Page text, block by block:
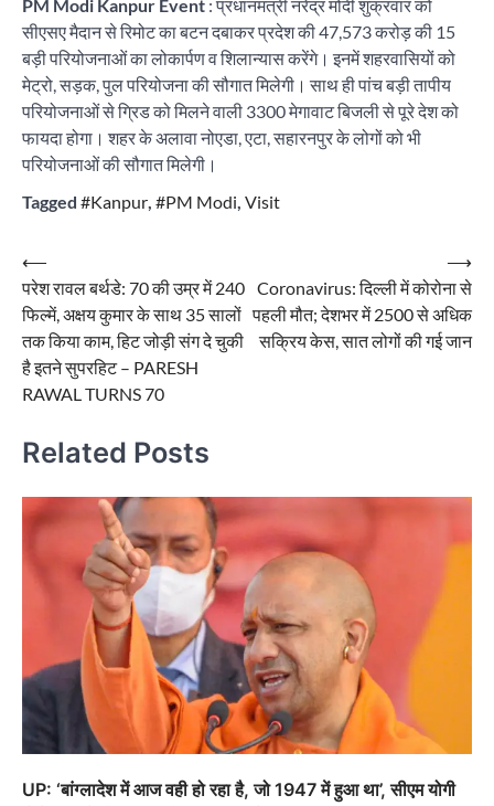
PM Modi Kanpur Event : प्रधानमंत्री नरेंद्र मोदी शुक्रवार को
सीएसए मैदान से रिमोट का बटन दबाकर प्रदेश की 47,573 करोड़ की 15
बड़ी परियोजनाओं का लोकार्पण व शिलान्यास करेंगे। इनमें शहरवासियों को
मेट्रो, सड़क, पुल परियोजना की सौगात मिलेगी। साथ ही पांच बड़ी तापीय
परियोजनाओं से ग्रिड को मिलने वाली 3300 मेगावाट बिजली से पूरे देश को
फायदा होगा। शहर के अलावा नोएडा, एटा, सहारनपुर के लोगों को भी
परियोजनाओं की सौगात मिलेगी।
Tagged #Kanpur, #PM Modi, Visit
Post
navigation
⟵
परेश रावल बर्थडे: 70 की उम्र में 240
फिल्में, अक्षय कुमार के साथ 35 सालों
तक किया काम, हिट जोड़ी संग दे चुकी
है इतने सुपरहिट – PARESH
RAWAL TURNS 70
Coronavirus: दिल्ली में कोरोना से
पहली मौत; देशभर में 2500 से अधिक
सक्रिय केस, सात लोगों की गई जान
⟶
Related Posts
UP: ‘बांग्लादेश में आज वही हो रहा है, जो 1947 में हुआ था’, सीएम योगी